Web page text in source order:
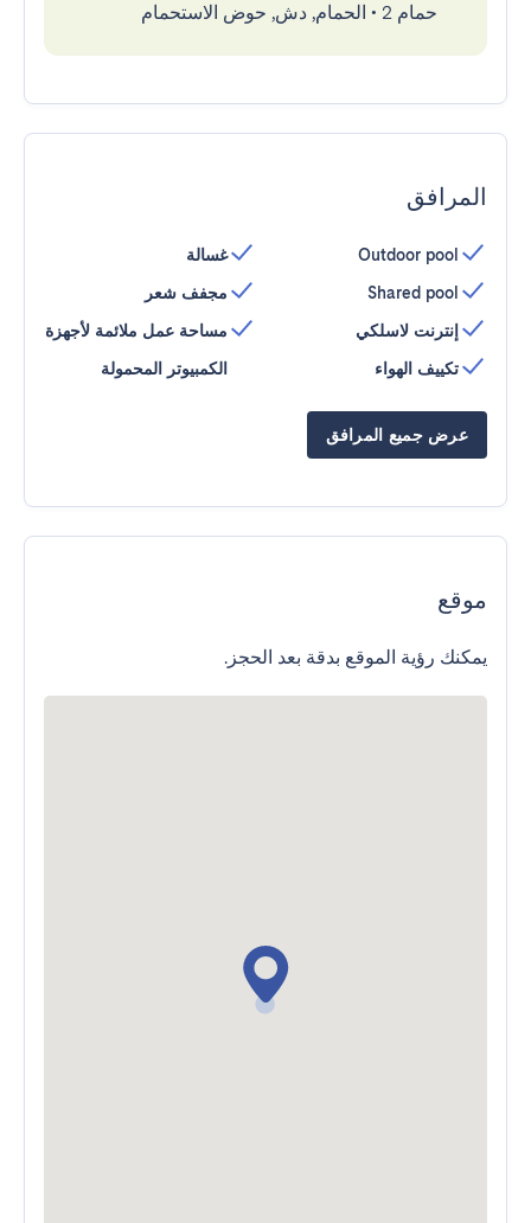
حمام 2
• الحمام, دش, حوض الاستحمام
المرافق
Outdoor pool
Shared pool
إنترنت لاسلكي
تكييف الهواء
غسالة
مجفف شعر
مساحة عمل ملائمة لأجهزة
الكمبيوتر المحمولة
عرض جميع المرافق
موقع
يمكنك رؤية الموقع بدقة بعد الحجز.